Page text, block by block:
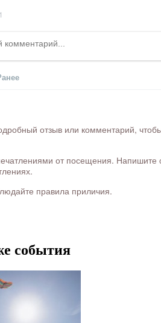
отзыв или комментарий,
от посещения.
правила приличия.
события